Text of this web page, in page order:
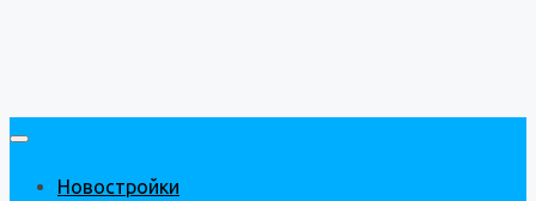
Новостройки